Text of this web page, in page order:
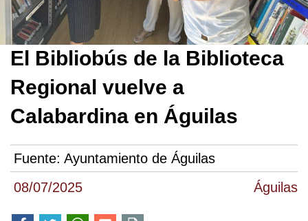
08/07/2025 Águilas
El Bibliobús de la Biblioteca
Regional vuelve a
Calabardina en Águilas
Fuente: Ayuntamiento de Águilas